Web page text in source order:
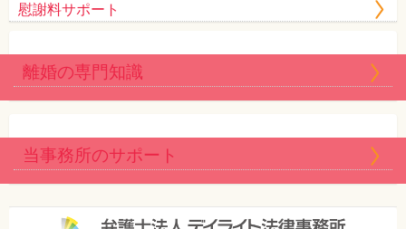
慰謝料サポート
離婚の専門知識
当事務所のサポート